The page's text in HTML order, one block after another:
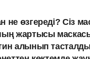
өзгереді? Сіз
жартысы
алынып